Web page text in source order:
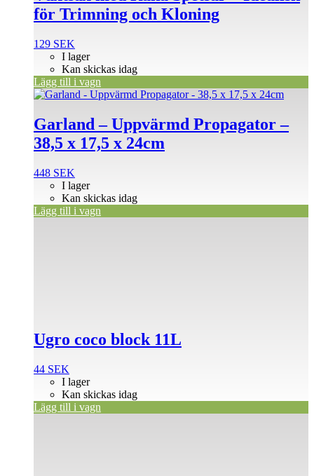
för Trimning och Kloning
129 SEK
I lager
Kan skickas idag
Lägg till i vagn
Garland – Uppvärmd Propagator –
38,5 x 17,5 x 24cm
448 SEK
I lager
Kan skickas idag
Lägg till i vagn
Ugro coco block 11L
44 SEK
I lager
Kan skickas idag
Lägg till i vagn